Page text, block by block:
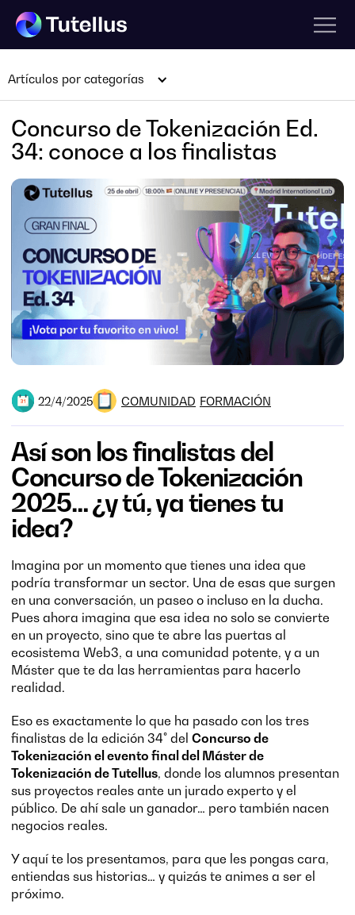
Artículos por categorías
Concurso de Tokenización Ed.
34: conoce a los finalistas
22/4/2025 COMUNIDAD FORMACIÓN
Así son los finalistas del
Concurso de Tokenización
2025… ¿y tú, ya tienes tu
idea?
Imagina por un momento que tienes una idea que
podría transformar un sector. Una de esas que surgen
en una conversación, un paseo o incluso en la ducha.
Pues ahora imagina que esa idea no solo se convierte
en un proyecto, sino que te abre las puertas al
ecosistema Web3, a una comunidad potente, y a un
Máster que te da las herramientas para hacerlo
realidad.
Eso es exactamente lo que ha pasado con los tres
finalistas de la edición 34° del Concurso de
Tokenización el evento final del Máster de
Tokenización de Tutellus, donde los alumnos presentan
sus proyectos reales ante un jurado experto y el
público. De ahí sale un ganador… pero también nacen
negocios reales.
Y aquí te los presentamos, para que les pongas cara,
entiendas sus historias… y quizás te animes a ser el
próximo.